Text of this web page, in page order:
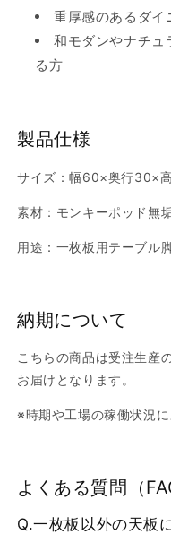
重厚感のあるダイ
和モダンやナチュ
る方
製品仕様
サイズ：幅60×奥行30×
素材：モンキーポッド無
用途：一枚板用テーブル
納期について
こちらの商品は受注生産
お届けとなります。
※時期や工場の稼働状況
よくある質問（
Q.一枚板以外の天板